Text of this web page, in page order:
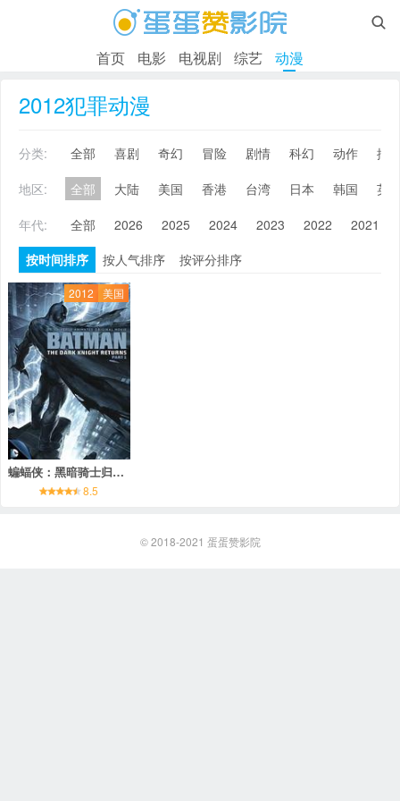

首页 电影 电视剧 综艺 动漫
2012犯罪动漫
分类: 全部 喜剧 奇幻 冒险 剧情 科幻 动作
搞
地区:
全部 大陆 美国 香港 台湾 日本 韩国
英
年代:
全部 2026 2025 2024 2023 2022 2021
按时间排序
按人气排序 按评分排序
2012 美国
蝙蝠侠：黑暗骑士归来(上)
8.5
© 2018-2021 蛋蛋赞影院